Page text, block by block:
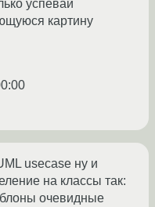
успевай
картину
usecase ну и
на классы так:
очевидные